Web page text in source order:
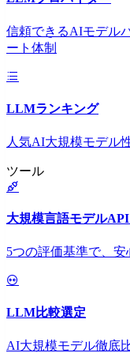
信頼できるAIモデル
ート体制
LLMランキング
人気AI大規模モデル
ツール
大規模言語モデル
5つの評価基準で、
LLM比較選定
AI大規模モデル徹底